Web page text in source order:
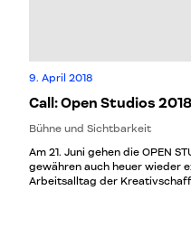
9. April 2018
Call: Open Studios 2018
Bühne und Sichtbarkeit
Am 21. Juni gehen die OPEN
gewähren auch heuer wieder
Arbeitsalltag der